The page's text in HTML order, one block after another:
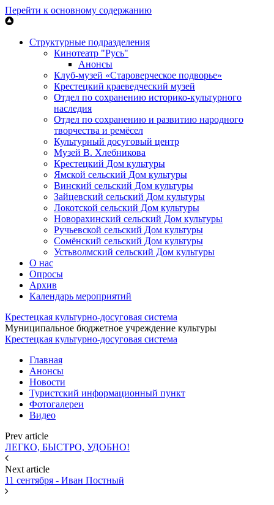
Перейти к основному содержанию
Структурные подразделения
Кинотеатр "Русь"
Анонсы
Клуб-музей «Староверческое подворье»
Крестецкий краеведческий музей
Отдел по сохранению историко-культурного
наследия
Отдел по сохранению и развитию народного
творчества и ремёсел
Культурный досуговый центр
Музей В. Хлебникова
Крестецкий Дом культуры
Ямской сельский Дом культуры
Винский сельский Дом культуры
Зайцевский сельский Дом культуры
Локотской сельский Дом культуры
Новорахинский сельский Дом культуры
Ручьевской сельский Дом культуры
Сомёнский сельский Дом культуры
Устьволмский сельский Дом культуры
О нас
Опросы
Архив
Календарь мероприятий
Крестецкая культурно-досуговая система
Муниципальное бюджетное учреждение культуры
Крестецкая культурно-досуговая система
Главная
Анонсы
Новости
Туристский информационный пункт
Фотогалереи
Видео
Prev article
ЛЕГКО, БЫСТРО, УДОБНО!
Next article
11 сентября - Иван Постный